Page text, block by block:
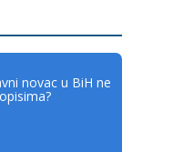
novac u BiH ne